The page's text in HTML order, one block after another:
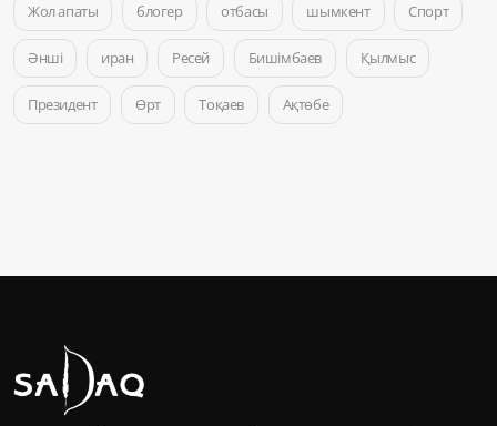
Жол апаты блогер отбасы шымкент Спорт
Әнші иран Ресей Бишімбаев Қылмыс
Президент Өрт Тоқаев Ақтөбе